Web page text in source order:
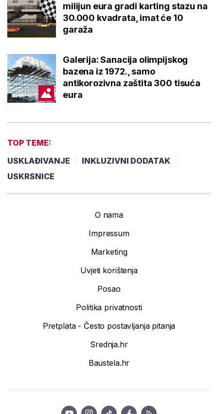
milijun eura gradi karting stazu na
30.000 kvadrata, imat će 10
garaža
Galerija: Sanacija olimpijskog
bazena iz 1972., samo
antikorozivna zaštita 300 tisuća
eura
TOP TEME:
USKLAĐIVANJE
INKLUZIVNI DODATAK
USKRSNICE
O nama
Impressum
Marketing
Uvjeti korištenja
Posao
Politika privatnosti
Pretplata - Često postavljanja pitanja
Srednja.hr
Baustela.hr